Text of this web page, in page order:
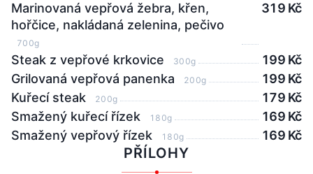
Marinovaná vepřová žebra, křen,
hořčice, nakládaná zelenina, pečivo
700g
319 Kč
Steak z vepřové krkovice 300g
199 Kč
Grilovaná vepřová panenka
200g
199 Kč
Kuřecí steak
200g
179 Kč
Smažený kuřecí řízek
180g
169 Kč
Smažený vepřový řízek
180g 169 Kč
PŘÍLOHY